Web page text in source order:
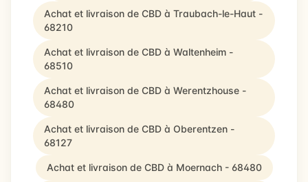
Achat et livraison de CBD à Traubach-le-Haut -
68210
Achat et livraison de CBD à Waltenheim -
68510
Achat et livraison de CBD à Werentzhouse -
68480
Achat et livraison de CBD à Oberentzen -
68127
Achat et livraison de CBD à Moernach - 68480